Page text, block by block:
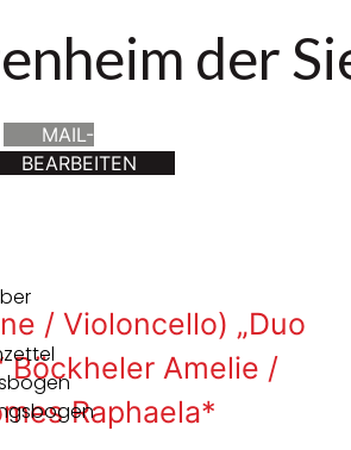
der
MAIL-
BEARBEITEN
/ Violoncello) „Duo
Böckheler Amelie /
Raphaela*